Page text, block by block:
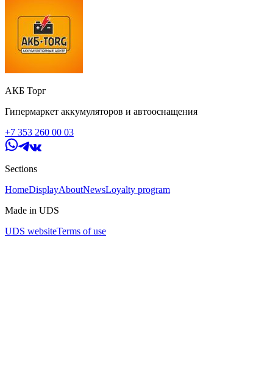
АКБ Торг
Гипермаркет аккумуляторов и автооснащения
+7 353 260 00 03
Sections
HomeDisplayAboutNewsLoyalty program
Made in UDS
UDS websiteTerms of use